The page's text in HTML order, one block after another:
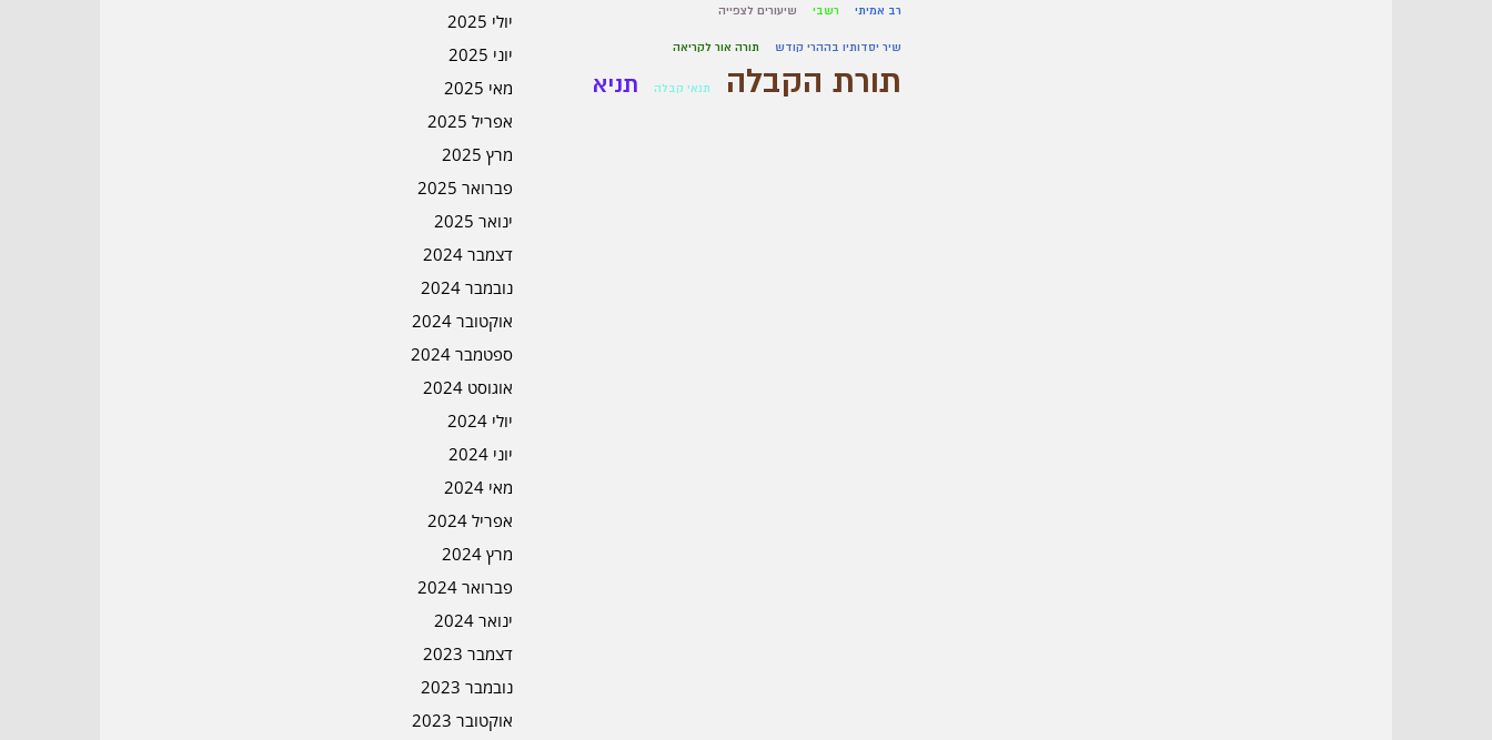
יולי 2025
יוני 2025
מאי 2025
אפריל 2025
מרץ 2025
פברואר 2025
ינואר 2025
דצמבר 2024
נובמבר 2024
אוקטובר 2024
ספטמבר 2024
אוגוסט 2024
יולי 2024
יוני 2024
מאי 2024
אפריל 2024
מרץ 2024
פברואר 2024
ינואר 2024
דצמבר 2023
נובמבר 2023
אוקטובר 2023
רב אמיתי רשבי שיעורים לצפייה
שיר יסדותיו בההרי קודש תורה אור לקריאה
תורת הקבלה תנאי קבלה תניא